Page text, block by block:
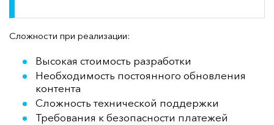
Сложности при реализации:
Высокая стоимость разработки
Необходимость постоянного обновления
контента
Сложность технической поддержки
Требования к безопасности платежей